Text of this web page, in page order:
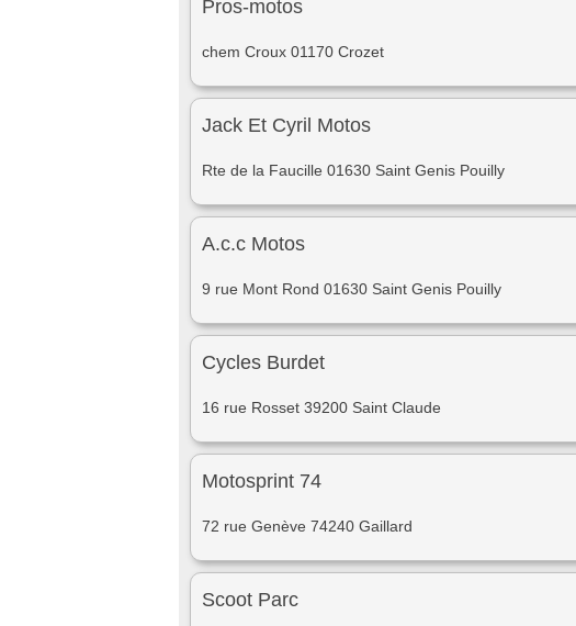
Pros-motos
chem Croux 01170 Crozet
Jack Et Cyril Motos
Rte de la Faucille 01630 Saint Genis Pouilly
A.c.c Motos
9 rue Mont Rond 01630 Saint Genis Pouilly
Cycles Burdet
16 rue Rosset 39200 Saint Claude
Motosprint 74
72 rue Genève 74240 Gaillard
Scoot Parc